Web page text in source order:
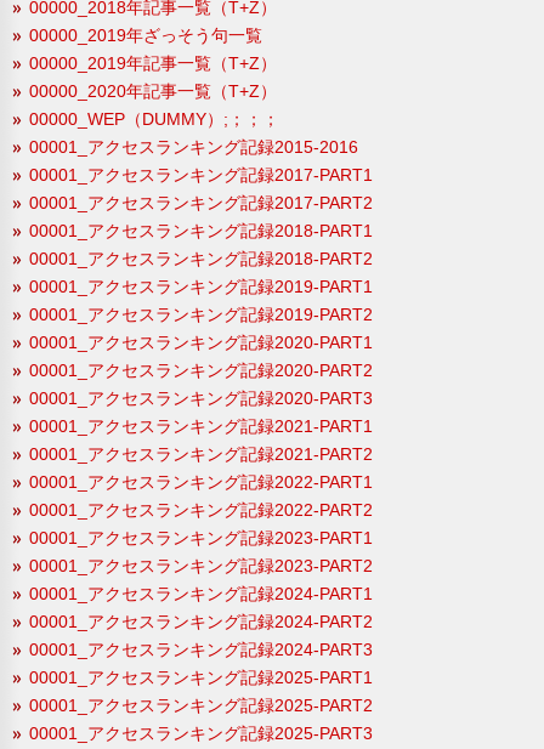
00000_2018年記事一覧（T+Z）
00000_2019年ざっそう句一覧
00000_2019年記事一覧（T+Z）
00000_2020年記事一覧（T+Z）
00000_WEP（DUMMY）;；；；
00001_アクセスランキング記録2015-2016
00001_アクセスランキング記録2017-PART1
00001_アクセスランキング記録2017-PART2
00001_アクセスランキング記録2018-PART1
00001_アクセスランキング記録2018-PART2
00001_アクセスランキング記録2019-PART1
00001_アクセスランキング記録2019-PART2
00001_アクセスランキング記録2020-PART1
00001_アクセスランキング記録2020-PART2
00001_アクセスランキング記録2020-PART3
00001_アクセスランキング記録2021-PART1
00001_アクセスランキング記録2021-PART2
00001_アクセスランキング記録2022-PART1
00001_アクセスランキング記録2022-PART2
00001_アクセスランキング記録2023-PART1
00001_アクセスランキング記録2023-PART2
00001_アクセスランキング記録2024-PART1
00001_アクセスランキング記録2024-PART2
00001_アクセスランキング記録2024-PART3
00001_アクセスランキング記録2025-PART1
00001_アクセスランキング記録2025-PART2
00001_アクセスランキング記録2025-PART3